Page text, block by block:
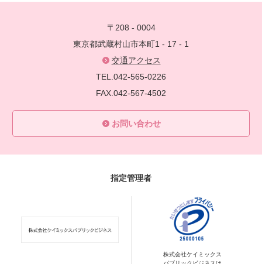
〒208 - 0004
東京都武蔵村山市本町1 - 17 - 1
交通アクセス
TEL.042-565-0226
FAX.042-567-4502
お問い合わせ
指定管理者
株式会社ケイミックス